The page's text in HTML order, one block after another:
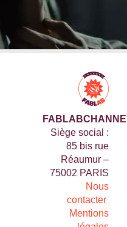
Siège social :
85 bis rue
Réaumur –
75002 PARIS
Nous
contacter
Mentions